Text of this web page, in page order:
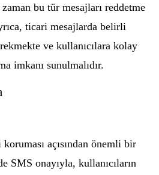
bu tür mesajları reddetme
ticari mesajlarda belirli
ve kullanıcılara kolay
imkanı sunulmalıdır.
açısından önemli bir
SMS onayıyla, kullanıcıların